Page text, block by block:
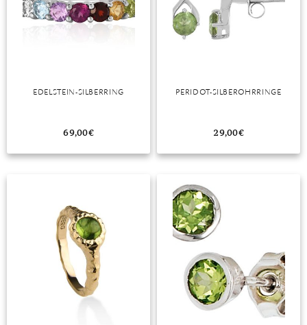
EDELSTEIN-SILBERRING
69,00€
PERIDOT-SILBEROHRRINGE
29,00€